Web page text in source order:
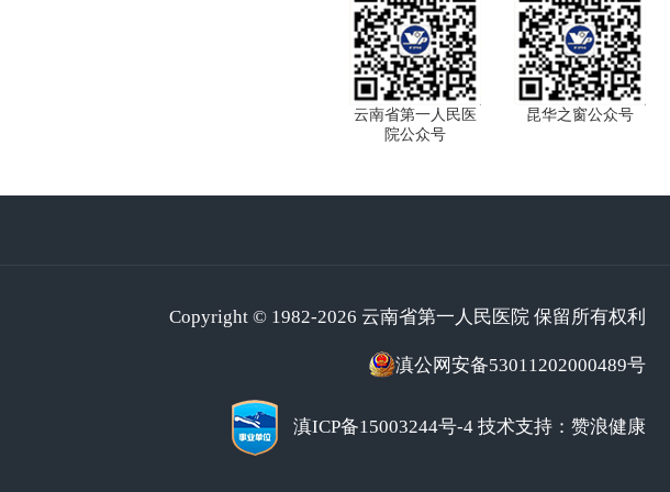
云南省第一人民医
院公众号
昆华之窗公众号
Copyright © 1982-2026 云南省第一人民医院 保留所有权利
滇公网安备53011202000489号
滇ICP备15003244号-4 技术支持：赞浪健康